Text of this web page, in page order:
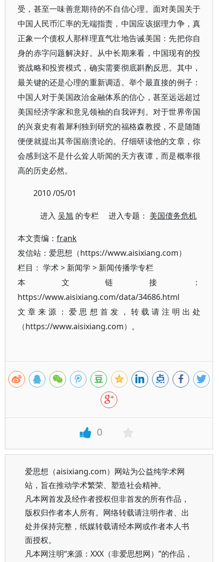
受，甚至一味善意期待的不自信心理。面对美国关于
中国人民币汇率的无端指责，中国应该据理力争，真
正象一个债权人那样理直气壮地告诫美国：先把你自
身的赤字问题解决好。从中长期来看，中国现有的投
资战略和投资模式，确实需要彻底斟酌反思。其中，
最关键的还是心理的重新调适。举个最直接的例子：
中国人对于美国政治金融体系的信心，甚至远远超过
美国经济学家和意见领袖的自我评判。对于世界帝国
的兴衰史有着犀利独到研究的福格森教授，不是随随
便便就提出其帝国崩溃论的。仔细研读他的文章，你
会感到这不是什么耸人听闻的天方夜谭，而是概率很
高的历史必然。
2010 /05/01
进入吴旭 的专栏 进入专题： 美国债务危机
本文责编： frank
发信站：爱思想（https://www.aisixiang.com）
栏目： 学术> 新闻学 > 新闻传播学专栏
本文链接：
https://www.aisixiang.com/data/34686.html
文章来源：爱思想首发，转载请注明出处
（https://www.aisixiang.com）。
0
爱思想（aisixiang.com）网站为公益纯学术网
站，旨在推动学术繁荣、塑造社会精神。
凡本网首发及经作者授权但非首发的所有作品，
版权归作者本人所有。网络转载请注明作者、出
处并保持完整，纸媒转载请经本网或作者本人书
面授权。
凡本网注明“来源：XXX（非爱思想网）”的作品，